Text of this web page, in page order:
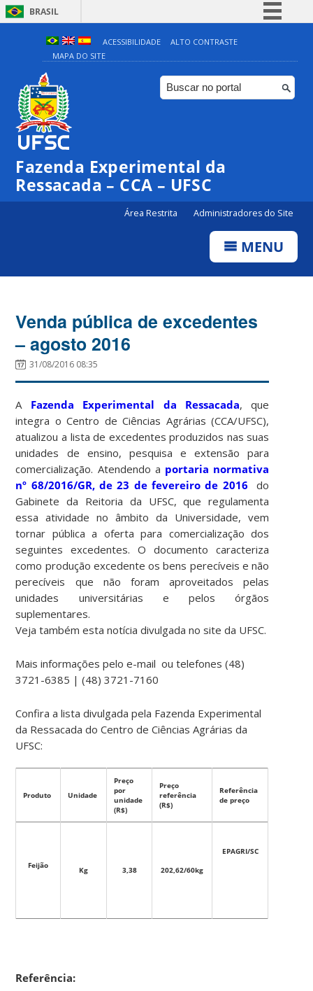
BRASIL
Simplifique!
Comunica BR
Participe
ACESSIBILIDADE
ALTO CONTRASTE
MAPA DO SITE
Fazenda Experimental da
Ressacada – CCA – UFSC
Área Restrita Administradores do Site
MENU
Venda pública de excedentes
– agosto 2016
31/08/2016 08:35
A Fazenda Experimental da Ressacada, que
integra o Centro de Ciências Agrárias (CCA/UFSC),
atualizou a lista de excedentes produzidos nas suas
unidades de ensino, pesquisa e extensão para
comercialização. Atendendo a portaria normativa
nº 68/2016/GR, de 23 de fevereiro de 2016 do
Gabinete da Reitoria da UFSC, que regulamenta
essa atividade no âmbito da Universidade, vem
tornar pública a oferta para comercialização dos
seguintes excedentes. O documento caracteriza
como produção excedente os bens perecíveis e não
perecíveis que não foram aproveitados pelas
unidades universitárias e pelos órgãos
suplementares.
Veja também esta notícia divulgada no site da UFSC.
Mais informações pelo e-mail ou telefones (48)
3721-6385 | (48) 3721-7160
Confira a lista divulgada pela Fazenda Experimental
da Ressacada do Centro de Ciências Agrárias da
UFSC:
Produto Unidade
Preço
por
unidade
(R$)
Preço
referência
(R$)
Referência
de preço
Feijão Kg 3,38 202,62/60kg
EPAGRI/SC
Referência: